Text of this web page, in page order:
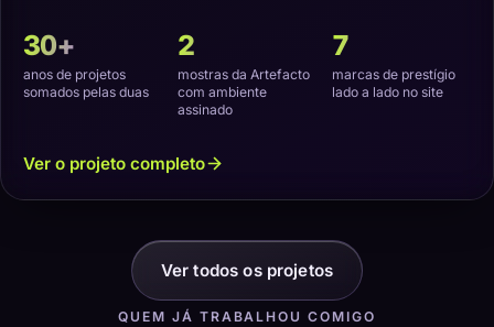
30+
anos de projetos
somados pelas duas
2
mostras da Artefacto
com ambiente
assinado
7
marcas de prestígio
lado a lado no site
Ver o projeto completo
Ver todos os projetos
QUEM JÁ TRABALHOU COMIGO